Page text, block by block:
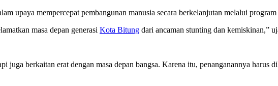
upaya mempercepat pembangunan manusia secara berkelanjutan melalui program
masa depan generasi Kota Bitung dari ancaman stunting dan kemiskinan,”
juga berkaitan erat dengan masa depan bangsa. Karena itu, penanganannya harus